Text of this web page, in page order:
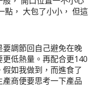
點， 大包了小小， 但這
調節回自己避免在晚
低熱量。再配合更140
如我做到，而進食了
商便要思考一下產品